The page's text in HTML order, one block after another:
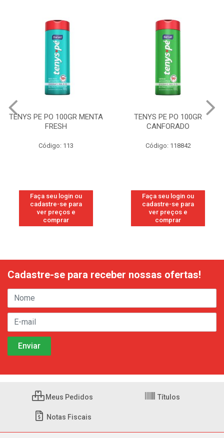
TENYS PE PO 100GR
CANFORADO
Código: 118842
Faça seu login ou
cadastre-se para
ver preços e
TENYS PE PO
ORIGINAL
Código: 118877
Faça seu login ou
cadastre-se para
ver preços e
Cadastre-se para receber nossas ofertas!
Meus Pedidos Títulos
Notas Fiscais